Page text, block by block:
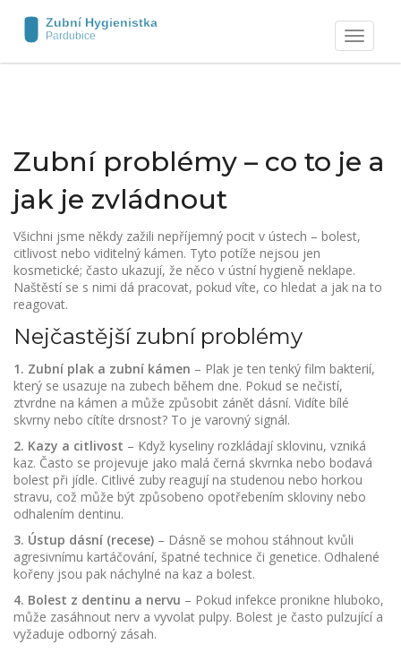
Zobrazit
navigaci
Zubní problémy – co to je a
jak je zvládnout
Všichni jsme někdy zažili nepříjemný pocit v ústech – bolest,
citlivost nebo viditelný kámen. Tyto potíže nejsou jen
kosmetické; často ukazují, že něco v ústní hygieně neklape.
Naštěstí se s nimi dá pracovat, pokud víte, co hledat a jak na to
reagovat.
Nejčastější zubní problémy
1. Zubní plak a zubní kámen – Plak je ten tenký film bakterií,
který se usazuje na zubech během dne. Pokud se nečistí,
ztvrdne na kámen a může způsobit zánět dásní. Vidíte bílé
skvrny nebo cítíte drsnost? To je varovný signál.
2. Kazy a citlivost – Když kyseliny rozkládají sklovinu, vzniká
kaz. Často se projevuje jako malá černá skvrnka nebo bodavá
bolest při jídle. Citlivé zuby reagují na studenou nebo horkou
stravu, což může být způsobeno opotřebením skloviny nebo
odhalením dentinu.
3. Ústup dásní (recese) – Dásně se mohou stáhnout kvůli
agresivnímu kartáčování, špatné technice či genetice. Odhalené
kořeny jsou pak náchylné na kaz a bolest.
4. Bolest z dentinu a nervu – Pokud infekce pronikne hluboko,
může zasáhnout nerv a vyvolat pulpy. Bolest je často pulzující a
vyžaduje odborný zásah.